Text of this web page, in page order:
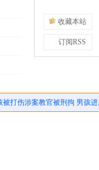
收藏本站
订阅RSS
被打伤涉案教官被刑拘 男孩